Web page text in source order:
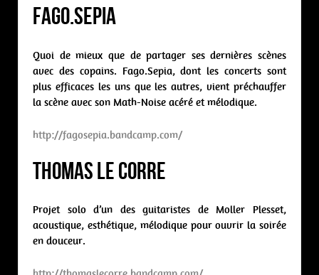
Fago.Sepia
Quoi de mieux que de partager ses dernières scènes
avec des copains. Fago.Sepia, dont les concerts sont
plus efficaces les uns que les autres, vient préchauffer
la scène avec son Math-Noise acéré et mélodique.
http://fagosepia.bandcamp.com/
Thomas Le Corre
Projet solo d’un des guitaristes de Moller Plesset,
acoustique, esthétique, mélodique pour ouvrir la soirée
en douceur.